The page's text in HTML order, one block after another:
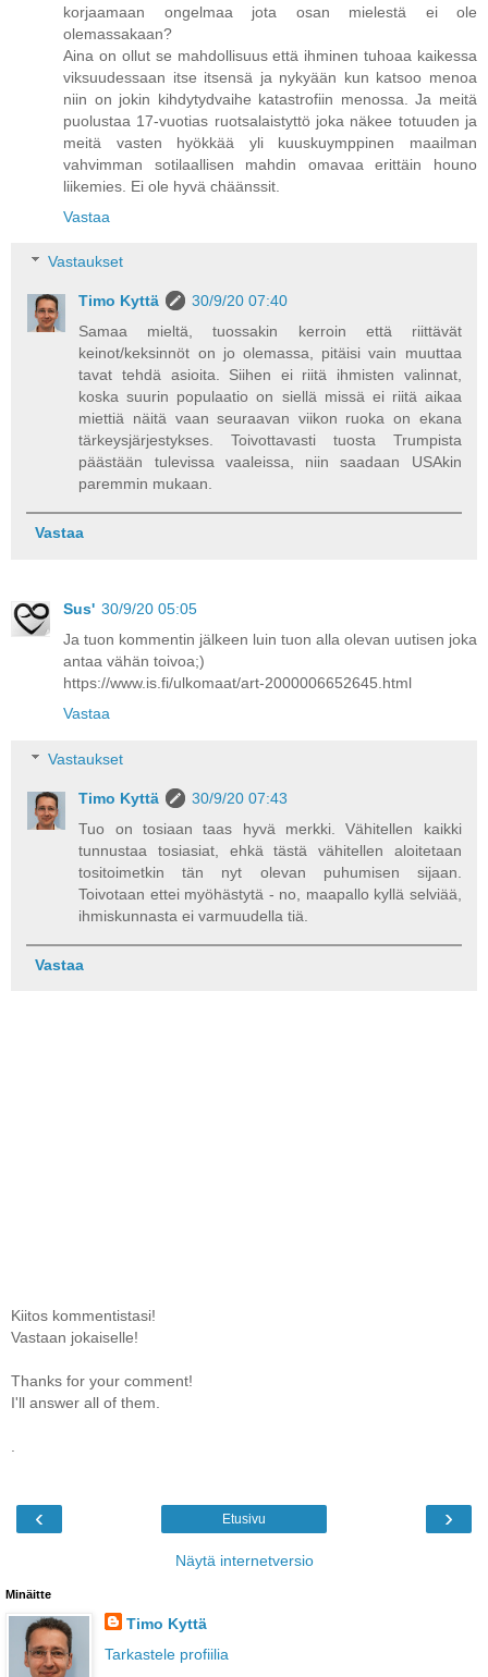
korjaamaan ongelmaa jota osan mielestä ei ole
olemassakaan?
Aina on ollut se mahdollisuus että ihminen tuhoaa kaikessa
viksuudessaan itse itsensä ja nykyään kun katsoo menoa
niin on jokin kihdytydvaihe katastrofiin menossa. Ja meitä
puolustaa 17-vuotias ruotsalaistyttö joka näkee totuuden ja
meitä vasten hyökkää yli kuuskuymppinen maailman
vahvimman sotilaallisen mahdin omavaa erittäin houno
liikemies. Ei ole hyvä chäänssit.
Vastaa
Vastaukset
Timo Kyttä
30/9/20 07:40
Samaa mieltä, tuossakin kerroin että riittävät
keinot/keksinnöt on jo olemassa, pitäisi vain muuttaa
tavat tehdä asioita. Siihen ei riitä ihmisten valinnat,
koska suurin populaatio on siellä missä ei riitä aikaa
miettiä näitä vaan seuraavan viikon ruoka on ekana
tärkeysjärjestykses. Toivottavasti tuosta Trumpista
päästään tulevissa vaaleissa, niin saadaan USAkin
paremmin mukaan.
Vastaa
Sus' 30/9/20 05:05
Ja tuon kommentin jälkeen luin tuon alla olevan uutisen joka
antaa vähän toivoa;)
https://www.is.fi/ulkomaat/art-2000006652645.html
Vastaa
Vastaukset
Timo Kyttä
30/9/20 07:43
Tuo on tosiaan taas hyvä merkki. Vähitellen kaikki
tunnustaa tosiasiat, ehkä tästä vähitellen aloitetaan
tositoimetkin tän nyt olevan puhumisen sijaan.
Toivotaan ettei myöhästytä - no, maapallo kyllä selviää,
ihmiskunnasta ei varmuudella tiä.
Vastaa
Kiitos kommentistasi!
Vastaan jokaiselle!
Thanks for your comment!
I'll answer all of them.
‹ ›
Etusivu
Näytä internetversio
Minäitte
Timo Kyttä
Tarkastele profiilia